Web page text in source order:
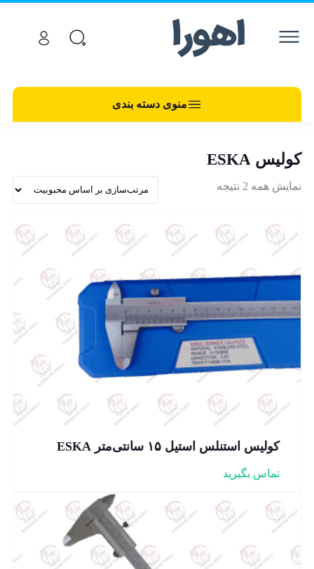
منوی دسته بندی
کولیس ESKA
نمایش همه 2 نتیجه
کولیس استنلس استیل ۱۵ سانتی‌متر ESKA
تماس بگیرید